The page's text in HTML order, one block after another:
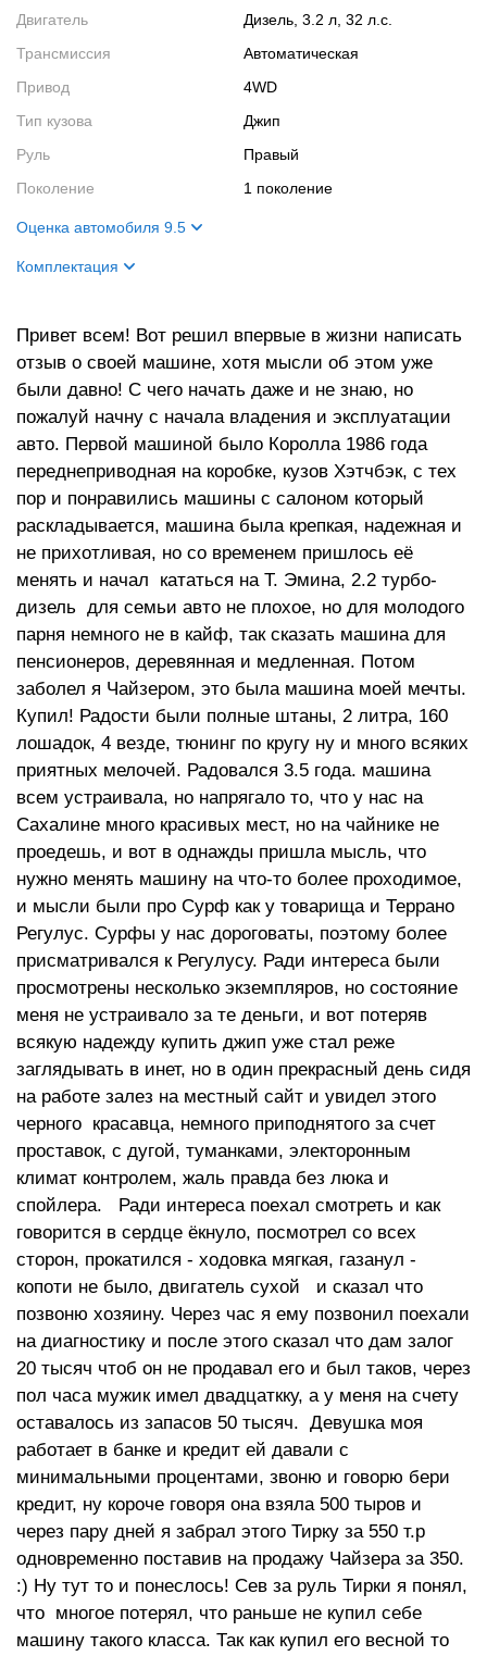
Двигатель
Дизель, 3.2 л, 32 л.с.
Трансмиссия
Автоматическая
Привод
4WD
Тип кузова
Джип
Руль
Правый
Поколение
1 поколение
Оценка автомобиля 9.5
Внешний вид
Двигатель
10
Ходовые качества
8
Комплектация
Привет всем! Вот решил впервые в жизни написать
отзыв о своей машине, хотя мысли об этом уже
были давно! С чего начать даже и не знаю, но
пожалуй начну с начала владения и эксплуатации
авто. Первой машиной было Королла 1986 года
переднеприводная на коробке, кузов Хэтчбэк, с тех
пор и понравились машины с салоном который
раскладывается, машина была крепкая, надежная и
не прихотливая, но со временем пришлось её
менять и начал кататься на Т. Эмина, 2.2 турбо-
дизель для семьи авто не плохое, но для молодого
парня немного не в кайф, так сказать машина для
пенсионеров, деревянная и медленная. Потом
заболел я Чайзером, это была машина моей мечты.
Купил! Радости были полные штаны, 2 литра, 160
лошадок, 4 везде, тюнинг по кругу ну и много всяких
приятных мелочей. Радовался 3.5 года. машина
всем устраивала, но напрягало то, что у нас на
Сахалине много красивых мест, но на чайнике не
проедешь, и вот в однажды пришла мысль, что
нужно менять машину на что-то более проходимое,
и мысли были про Сурф как у товарища и Террано
Регулус. Сурфы у нас дороговаты, поэтому более
присматривался к Регулусу. Ради интереса были
просмотрены несколько экземпляров, но состояние
меня не устраивало за те деньги, и вот потеряв
всякую надежду купить джип уже стал реже
заглядывать в инет, но в один прекрасный день сидя
на работе залез на местный сайт и увидел этого
черного красавца, немного приподнятого за счет
проставок, с дугой, туманками, электоронным
климат контролем, жаль правда без люка и
спойлера. Ради интереса поехал смотреть и как
говорится в сердце ёкнуло, посмотрел со всех
сторон, прокатился - ходовка мягкая, газанул -
копоти не было, двигатель сухой и сказал что
позвоню хозяину. Через час я ему позвонил поехали
на диагностику и после этого сказал что дам залог
20 тысяч чтоб он не продавал его и был таков, через
пол часа мужик имел двадцаткку, а у меня на счету
оставалось из запасов 50 тысяч. Девушка моя
работает в банке и кредит ей давали с
минимальными процентами, звоню и говорю бери
кредит, ну короче говоря она взяла 500 тыров и
через пару дней я забрал этого Тирку за 550 т.р
одновременно поставив на продажу Чайзера за 350.
:) Ну тут то и понеслось! Сев за руль Тирки я понял,
что многое потерял, что раньше не купил себе
машину такого класса. Так как купил его весной то